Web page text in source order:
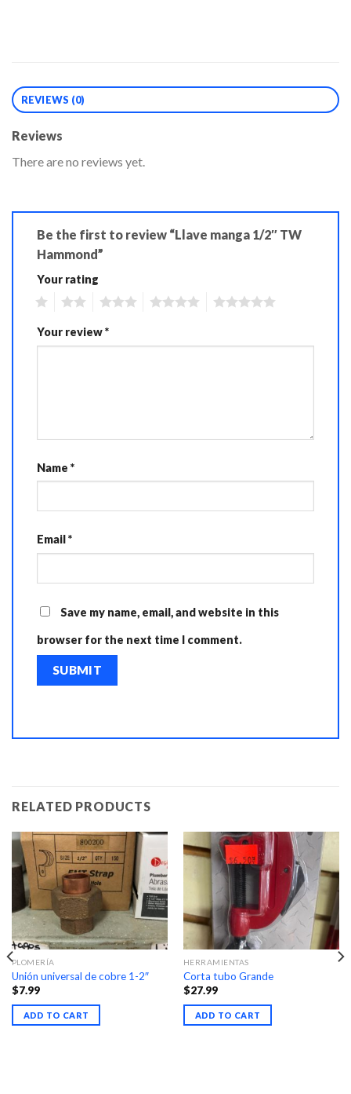
REVIEWS (0)
Reviews
There are no reviews yet.
Be the first to review “Llave manga 1/2″ TW
Hammond”
Your rating
Your review*
Name *
Email*
Save my name, email, and website in this
browser for the next time I comment.
RELATED PRODUCTS
PLOMERÍA
Unión universal de cobre 1-2″
$7.99
ADD TO CART
HERRAMIENTAS
Corta tubo Grande
$27.99
ADD TO CART